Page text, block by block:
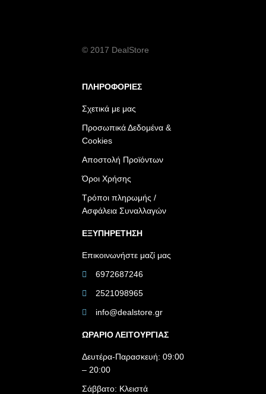
© 2017 DealStore
ΠΛΗΡΟΦΟΡΙΕΣ
Σχετικά με μας
Προσωπικά Δεδομένα &
Cookies
Αποστολή Προϊόντων
Όροι Χρήσης
Τρόποι πληρωμής /
Ασφάλεια Συναλλαγών
ΕΞΥΠΗΡΕΤΗΣΗ
Επικοινωνήστε μαζί μας
6972687246
2521098965
info@dealstore.gr
ΩΡΑΡΙΟ ΛΕΙΤΟΥΡΓΙΑΣ​
Δευτέρα-Παρασκευή: 09:00
– 20:00
Σάββατο: Κλειστά